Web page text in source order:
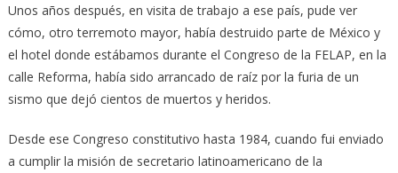
Unos años después, en visita de trabajo a ese país, pude ver
cómo, otro terremoto mayor, había destruido parte de México y
el hotel donde estábamos durante el Congreso de la FELAP, en la
calle Reforma, había sido arrancado de raíz por la furia de un
sismo que dejó cientos de muertos y heridos.
Desde ese Congreso constitutivo hasta 1984, cuando fui enviado
a cumplir la misión de secretario latinoamericano de la